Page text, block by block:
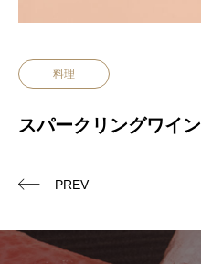
料理
スパークリングワイン
PREV